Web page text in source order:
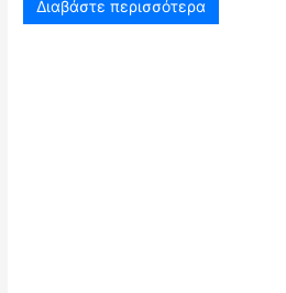
Διαβάστε περισσότερα